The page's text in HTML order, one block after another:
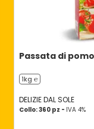
Passata di
1kg ℮
DELIZIE DAL SOLE
Collo: 360 pz - IVA 4%